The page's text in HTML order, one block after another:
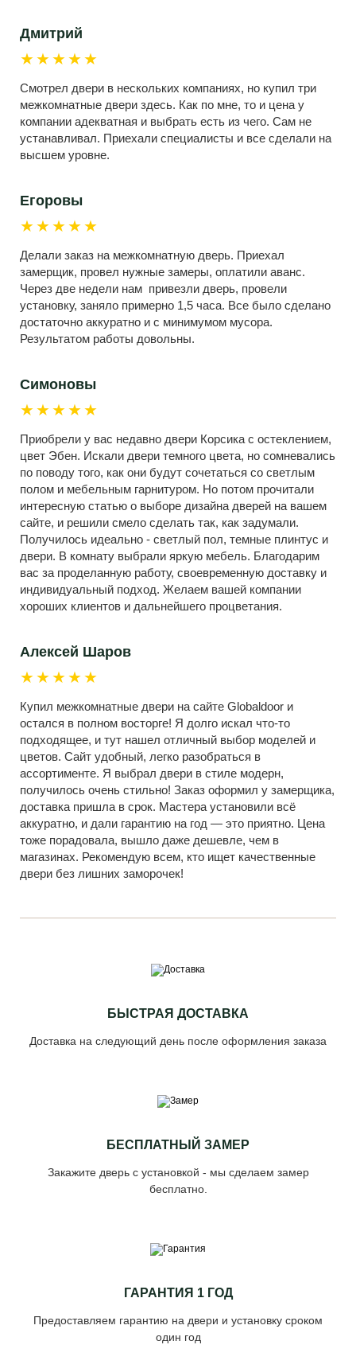
Дмитрий
★★★★★
Смотрел двери в нескольких компаниях, но купил три
межкомнатные двери здесь. Как по мне, то и цена у
компании адекватная и выбрать есть из чего. Сам не
устанавливал. Приехали специалисты и все сделали на
высшем уровне.
Егоровы
★★★★★
Делали заказ на межкомнатную дверь. Приехал
замерщик, провел нужные замеры, оплатили аванс.
Через две недели нам привезли дверь, провели
установку, заняло примерно 1,5 часа. Все было сделано
достаточно аккуратно и с минимумом мусора.
Результатом работы довольны.
Симоновы
★★★★★
Приобрели у вас недавно двери Корсика с остеклением,
цвет Эбен. Искали двери темного цвета, но сомневались
по поводу того, как они будут сочетаться со светлым
полом и мебельным гарнитуром. Но потом прочитали
интересную статью о выборе дизайна дверей на вашем
сайте, и решили смело сделать так, как задумали.
Получилось идеально - светлый пол, темные плинтус и
двери. В комнату выбрали яркую мебель. Благодарим
вас за проделанную работу, своевременную доставку и
индивидуальный подход. Желаем вашей компании
хороших клиентов и дальнейшего процветания.
Алексей Шаров
★★★★★
Купил межкомнатные двери на сайте Globaldoor и
остался в полном восторге! Я долго искал что-то
подходящее, и тут нашел отличный выбор моделей и
цветов. Сайт удобный, легко разобраться в
ассортименте. Я выбрал двери в стиле модерн,
получилось очень стильно! Заказ оформил у замерщика,
доставка пришла в срок. Мастера установили всё
аккуратно, и дали гарантию на год — это приятно. Цена
тоже порадовала, вышло даже дешевле, чем в
магазинах. Рекомендую всем, кто ищет качественные
двери без лишних заморочек!
БЫСТРАЯ ДОСТАВКА
Доставка на следующий день после оформления заказа
БЕСПЛАТНЫЙ ЗАМЕР
Закажите дверь с установкой - мы сделаем замер
бесплатно.
ГАРАНТИЯ 1 ГОД
Предоставляем гарантию на двери и установку сроком
один год